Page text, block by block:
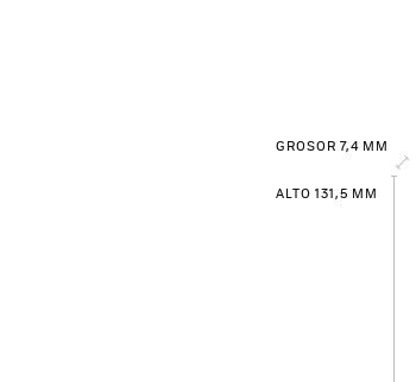
GROSOR 7,4 MM
ALTO 131,5 MM